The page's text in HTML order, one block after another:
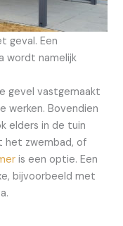
geval. Een
wordt namelijk
gevel vastgemaakt
werken. Bovendien
elders in de tuin
het zwembad, of
is een optie. Een
bijvoorbeeld met